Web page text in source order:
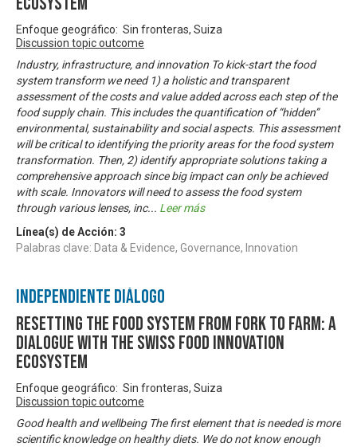
Enfoque geográfico: Sin fronteras, Suiza
Discussion topic outcome
Industry, infrastructure, and innovation To kick-start the food
system transform we need 1) a holistic and transparent
assessment of the costs and value added across each step of the
food supply chain. This includes the quantification of “hidden”
environmental, sustainability and social aspects. This assessment
will be critical to identifying the priority areas for the food system
transformation. Then, 2) identify appropriate solutions taking a
comprehensive approach since big impact can only be achieved
with scale. Innovators will need to assess the food system
through various lenses, inc... Leer más
Línea(s) de Acción: 3
Palabras clave: Data & Evidence, Governance, Innovation
Independiente Diálogo
Resetting the food system from fork to farm: A
dialogue with the Swiss food innovation
ecosystem
Enfoque geográfico: Sin fronteras, Suiza
Discussion topic outcome
Good health and wellbeing The first element that is needed is more
scientific knowledge on healthy diets. We do not know enough